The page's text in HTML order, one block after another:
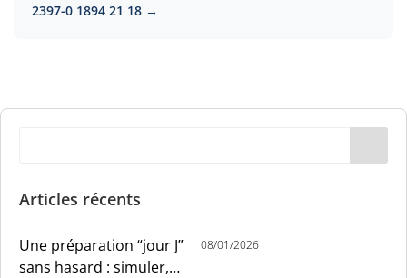
2397-0 1894 21 18 →
Articles récents
Une préparation “jour J”
sans hasard : simuler,
08/01/2026